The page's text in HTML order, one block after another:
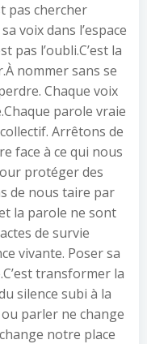
pas chercher
voix dans l’espace
pas l’oubli.C’est la
nommer sans se
Chaque voix
parole vraie
Arrêtons de
face à ce qui nous
protéger des
de nous taire par
la parole ne sont
de survie
vivante. Poser sa
transformer la
silence subi à la
parler ne change
notre place